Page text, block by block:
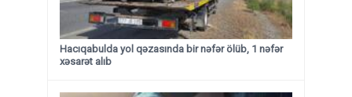
Hacıqabulda yol qəzasında bir nəfər ölüb, 1 nəfər
xəsarət alıb